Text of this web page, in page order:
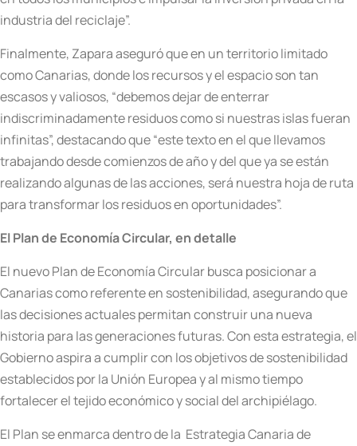
industria del reciclaje”.
Finalmente, Zapara aseguró que en un territorio limitado
como Canarias, donde los recursos y el espacio son tan
escasos y valiosos, “debemos dejar de enterrar
indiscriminadamente residuos como si nuestras islas fueran
infinitas”, destacando que “este texto en el que llevamos
trabajando desde comienzos de año y del que ya se están
realizando algunas de las acciones, será nuestra hoja de ruta
para transformar los residuos en oportunidades”.
El Plan de Economía Circular, en detalle
El nuevo Plan de Economía Circular busca posicionar a
Canarias como referente en sostenibilidad, asegurando que
las decisiones actuales permitan construir una nueva
historia para las generaciones futuras. Con esta estrategia, el
Gobierno aspira a cumplir con los objetivos de sostenibilidad
establecidos por la Unión Europea y al mismo tiempo
fortalecer el tejido económico y social del archipiélago.
El Plan se enmarca dentro de la Estrategia Canaria de